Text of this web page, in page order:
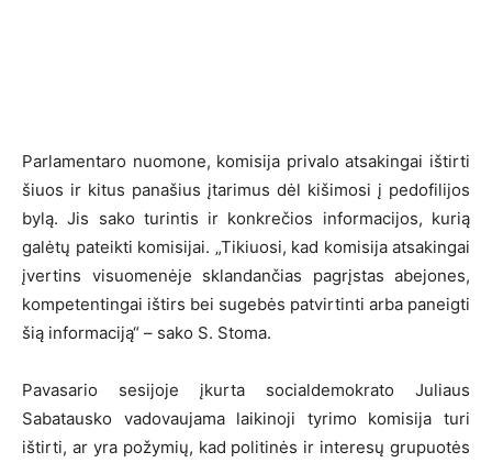
Parlamentaro nuomone, komisija privalo atsakingai ištirti
šiuos ir kitus panašius įtarimus dėl kišimosi į pedofilijos
bylą. Jis sako turintis ir konkrečios informacijos, kurią
galėtų pateikti komisijai. „Tikiuosi, kad komisija atsakingai
įvertins visuomenėje sklandančias pagrįstas abejones,
kompetentingai ištirs bei sugebės patvirtinti arba paneigti
šią informaciją“ – sako S. Stoma.
Pavasario sesijoje įkurta socialdemokrato Juliaus
Sabatausko vadovaujama laikinoji tyrimo komisija turi
ištirti, ar yra požymių, kad politinės ir interesų grupuotės